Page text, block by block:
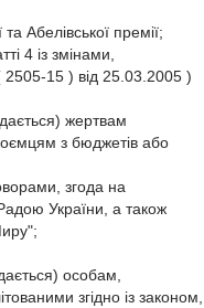
Абелівської премії;
4 із змінами,
2505-15 ) від 25.03.2005 )
жертвам
з бюджетів або
згода на
України, а також
особам,
згідно із законом,